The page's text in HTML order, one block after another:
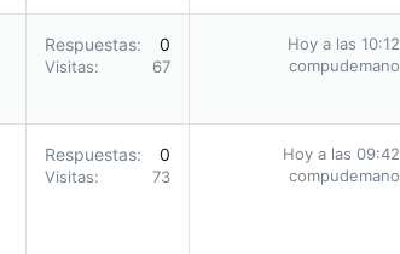
Respuestas 0
Visitas 67
Hoy a las 10:12
compudemano
Respuestas 0
Visitas 73
Hoy a las 09:42
compudemano